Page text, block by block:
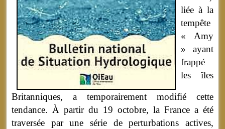
liée à la
tempête
« Amy
» ayant
frappé
les îles
Britanniques, a temporairement modifié cette
tendance. À partir du 19 octobre, la France a été
traversée par une série de perturbations actives,